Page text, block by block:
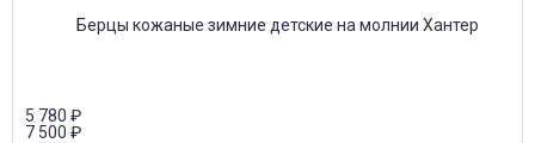
5 780 ₽
7 500 ₽